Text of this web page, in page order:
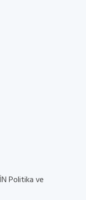
Politika ve